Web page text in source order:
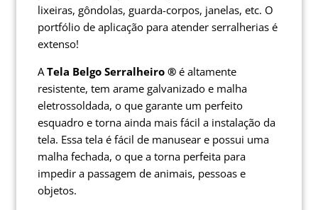
lixeiras, gôndolas, guarda-corpos, janelas, etc. O
portfólio de aplicação para atender serralherias é
extenso!
ATela Belgo Serralheiro ® é altamente
resistente, tem arame galvanizado e malha
eletrossoldada, o que garante um perfeito
esquadro e torna ainda mais fácil a instalação da
tela. Essa tela é fácil de manusear e possui uma
malha fechada, o que a torna perfeita para
impedir a passagem de animais, pessoas e
objetos.